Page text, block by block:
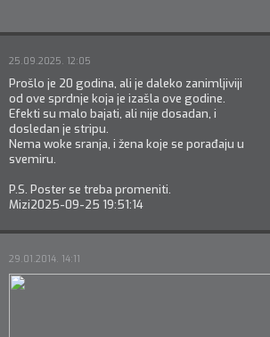
25.09.2025. 12:05
Prošlo je 20 godina, ali je daleko zanimljiviji
od ove sprdnje koja je izašla ove godine.
Efekti su malo bajati, ali nije dosadan, i
dosledan je stripu.
Nema woke sranja, i žena koje se porađaju u
svemiru.
P.S. Poster se treba promeniti.
Mizi2025-09-25 19:51:14
29.01.2014. 14:11